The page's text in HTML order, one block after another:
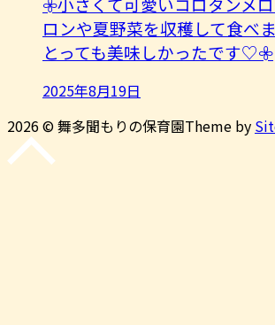
ロンや夏野菜を収穫して食べ
とっても美味しかったです♡𖧷
2025年8月19日
2026 © 舞多聞もりの保育園Theme by
先
頭